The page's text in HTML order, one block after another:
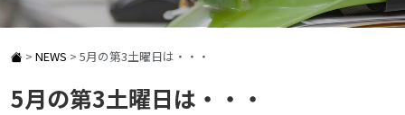
> NEWS > 5月の第3土曜日は・・・
5月の第3土曜日は・・・